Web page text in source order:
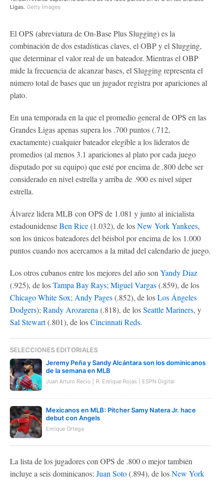
Ligas. Getty Images
El OPS (abreviatura de On-Base Plus Slugging) es la
combinación de dos estadísticas claves, el OBP y el Slugging,
que determinar el valor real de un bateador. Mientras el OBP
mide la frecuencia de alcanzar bases, el Slugging representa el
número total de bases que un jugador registra por apariciones al
plato.
En una temporada en la que el promedio general de OPS en las
Grandes Ligas apenas supera los .700 puntos (.712,
exactamente) cualquier bateador elegible a los lideratos de
promedios (al menos 3.1 apariciones al plato por cada juego
disputado por su equipo) que esté por encima de .800 debe ser
considerado en nivel estrella y arriba de .900 es nivel súper
estrella.
Álvarez lidera MLB con OPS de 1.081 y junto al inicialista
estadounidenseBen Rice(1.032), de losNew York Yankees,
son los únicos bateadores del béisbol por encima de los 1.000
puntos cuando nos acercamos a la mitad del calendario de juego.
Los otros cubanos entre los mejores del año son Yandy Diaz
(.925), de losTampa Bay Rays; Miguel Vargas(.859), de los
Chicago White Sox; Andy Pages(.852), de losLos Ángeles
Dodgers); Randy Arozarena (.818), de losSeattle Mariners, y
Sal Stewart(.801), de losCincinnati Reds.
SELECCIONES EDITORIALES
Jeremy Peña y Sandy Alcántara son los dominicanos
de la semana en MLB
Juan Arturo Recio | R. Enrique Rojas | ESPN Digital
Mexicanos en MLB: Pitcher Samy Natera Jr. hace
debut con Angels
Enrique Ortega
La lista de los jugadores con OPS de .800 o mejor también
incluye a seis dominicanos: Juan Soto(.894), de losNew York